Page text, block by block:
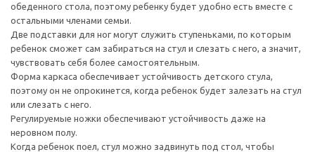
обеденного стола, поэтому ребенку будет удобно есть вместе с
остальными членами семьи.
Две подставки для ног могут служить ступеньками, по которым
ребенок сможет сам забираться на стул и слезать с него, а значит,
чувствовать себя более самостоятельным.
Форма каркаса обеспечивает устойчивость детского стула,
поэтому он не опрокинется, когда ребенок будет залезать на стул
или слезать с него.
Регулируемые ножки обеспечивают устойчивость даже на
неровном полу.
Когда ребенок поел, стул можно задвинуть под стол, чтобы